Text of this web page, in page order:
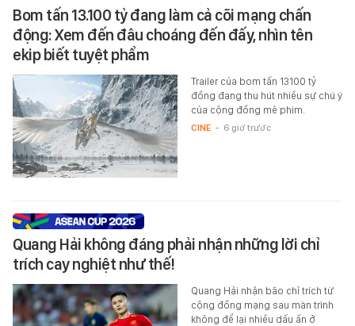
Bom tấn 13.100 tỷ đang làm cả cõi mạng chấn
động: Xem đến đâu choáng đến đấy, nhìn tên
ekip biết tuyệt phẩm
Trailer của bom tấn 13100 tỷ
đồng đang thu hút nhiều sự chú ý
của cộng đồng mê phim.
CINE - 6 giờ trước
Quang Hải không đáng phải nhận những lời chỉ
trích cay nghiệt như thế!
Quang Hải nhận bão chỉ trích từ
cộng đồng mạng sau màn trình
không để lại nhiều dấu ấn ở